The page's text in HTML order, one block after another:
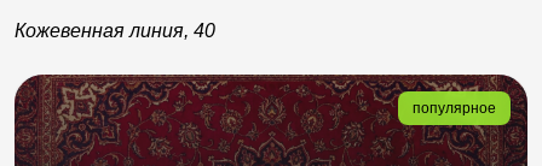
Кожевенная линия, 40
популярное